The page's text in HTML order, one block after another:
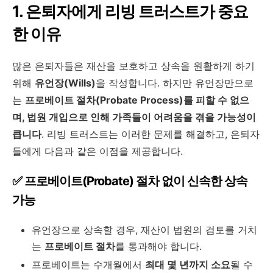
1. 은퇴자에게 리빙 트러스트가 중요
한 이유
많은 은퇴자들은 재산을 보호하고 상속을 원활하게 하기
위해 유언장(Wills)을 작성합니다. 하지만 유언장만으로
는 프로베이트 절차(Probate Process)를 피할 수 없으
며, 법원 개입으로 인해 가족들이 어려움을 겪을 가능성이
큽니다. 리빙 트러스트는 이러한 문제를 해결하고, 은퇴자
들에게 다음과 같은 이점을 제공합니다.
✅ 프로베이트(Probate) 절차 없이 신속한 상속
가능
유언장으로 상속할 경우, 재산이 법원의 검토를 거치
는 프로베이트 절차를 통과해야 합니다.
프로베이트는 수개월에서 최대 몇 년까지 소요될 수